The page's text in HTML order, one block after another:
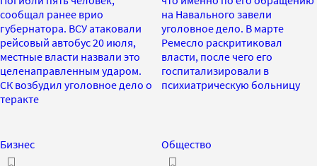
сообщал ранее врио
губернатора. ВСУ атаковали
рейсовый автобус 20 июля,
местные власти назвали это
целенаправленным ударом.
СК возбудил уголовное дело о
теракте
на Навального завели
уголовное дело. В марте
Ремесло раскритиковал
власти, после чего его
госпитализировали в
психиатрическую больницу
Бизнес Общество